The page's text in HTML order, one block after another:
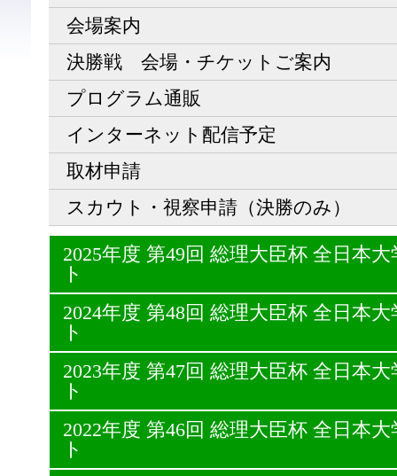
会場案内
決勝戦 会場・チケットご案内
プログラム通販
インターネット配信予定
取材申請
スカウト・視察申請（決勝のみ）
2025年度 第49回 総理大臣杯 全日本
ト
2024年度 第48回 総理大臣杯 全日本
ト
2023年度 第47回 総理大臣杯 全日本
ト
2022年度 第46回 総理大臣杯 全日本
ト